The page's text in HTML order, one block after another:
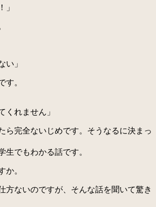
」
い」
す。
れません」
ら完全ないじめです。そうなるに決まっ
でもわかる話です。
か。
方ないのですが、そんな話を聞いて驚き